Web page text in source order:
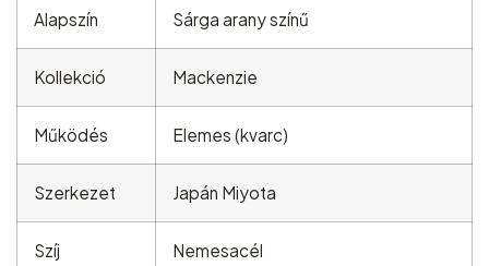
Alapszín Sárga arany színű
Kollekció Mackenzie
Működés Elemes (kvarc)
Szerkezet Japán Miyota
Szíj Nemesacél